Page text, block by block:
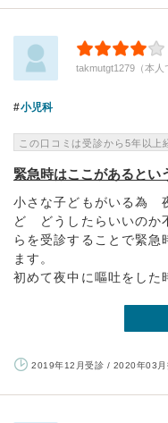
takmutgt1279（本人
小児科
この口コミは受診から5年以上
緊急時はここがあるとい
小さな子どもがいる為
ど どうしたらいいのか
らを受診することで緊急
ます。
初めて夜中に嘔吐をした
2019年12月受診 / 2020年03月